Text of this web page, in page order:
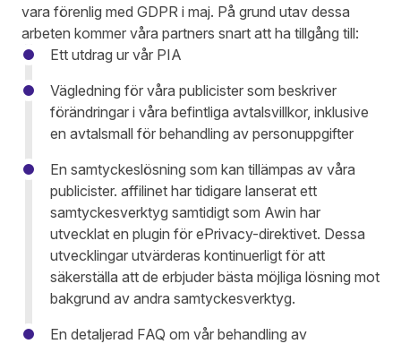
vara förenlig med GDPR i maj. På grund utav dessa
arbeten kommer våra partners snart att ha tillgång till:
Ett utdrag ur vår PIA
Vägledning för våra publicister som beskriver
förändringar i våra befintliga avtalsvillkor, inklusive
en avtalsmall för behandling av personuppgifter
En samtyckeslösning som kan tillämpas av våra
publicister. affilinet har tidigare lanserat ett
samtyckesverktyg samtidigt som Awin har
utvecklat en plugin för ePrivacy-direktivet. Dessa
utvecklingar utvärderas kontinuerligt för att
säkerställa att de erbjuder bästa möjliga lösning mot
bakgrund av andra samtyckesverktyg.
En detaljerad FAQ om vår behandling av